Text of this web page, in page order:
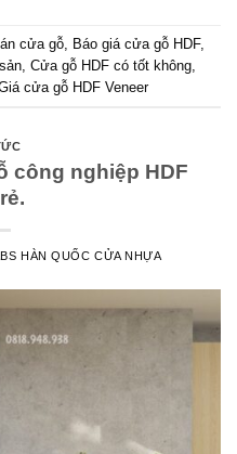
cửa gỗ Báo giá cửa gỗ HDF,
Cửa gỗ HDF có tốt không
cửa gỗ HDF Veneer
công nghiệp HDF
HÀN QUỐC CỬA NHỰA